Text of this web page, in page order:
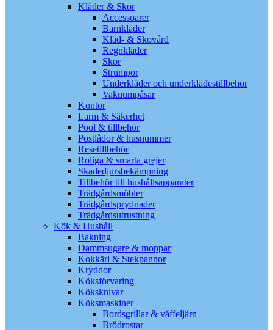
Kläder & Skor
Accessoarer
Barnkläder
Kläd- & Skovård
Regnkläder
Skor
Strumpor
Underkläder och underklädestillbehör
Vakuumpåsar
Kontor
Larm & Säkerhet
Pool & tillbehör
Postlådor & husnummer
Resetillbehör
Roliga & smarta grejer
Skadedjursbekämpning
Tillbehör till hushållsapparater
Trädgårdsmöbler
Trädgårdsprydnader
Trädgårdsutrustning
Kök & Hushåll
Bakning
Dammsugare & moppar
Kokkärl & Stekpannor
Kryddor
Köksförvaring
Köksknivar
Köksmaskiner
Bordsgrillar & våffeljärn
Brödrostar